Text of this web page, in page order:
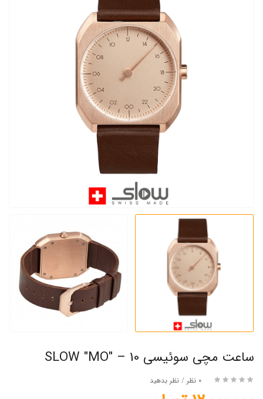
ساعت مچی سوئیسی SLOW "MO" – 10
0 نظر / نظر بدهید